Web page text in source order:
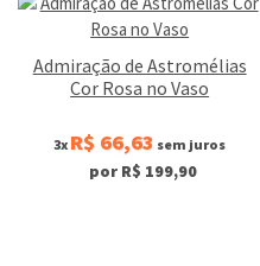
Admiração de Astromélias
Cor Rosa no Vaso
3x R$ 66,63 sem juros
por R$ 199,90